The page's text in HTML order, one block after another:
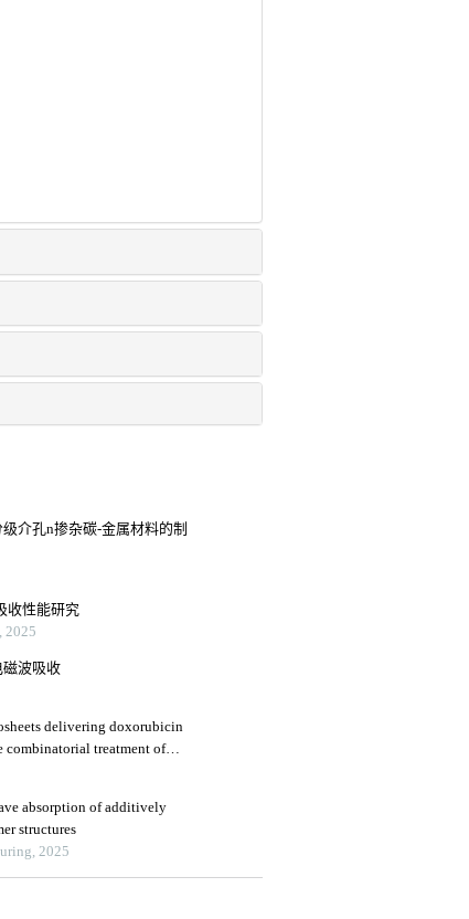
介孔n掺杂碳-金属材料的制
收性能研究
2025
波吸收
delivering doxorubicin
combinatorial treatment of
absorption of additively
structures
2025